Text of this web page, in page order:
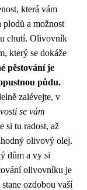
která vám
plodů a možnost
chutí. Olivovník
který se dokáže
pěstování je
půdu.
zalévejte, v
se vám
si tu radost, až
olivový olej.
dům a vy si
olivovníku je
ozdobou vaší